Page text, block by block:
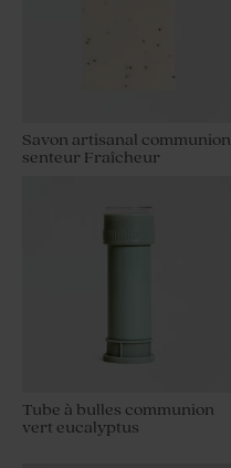
Savon artisanal communion
senteur Fraîcheur
Tube à bulles communion
vert eucalyptus